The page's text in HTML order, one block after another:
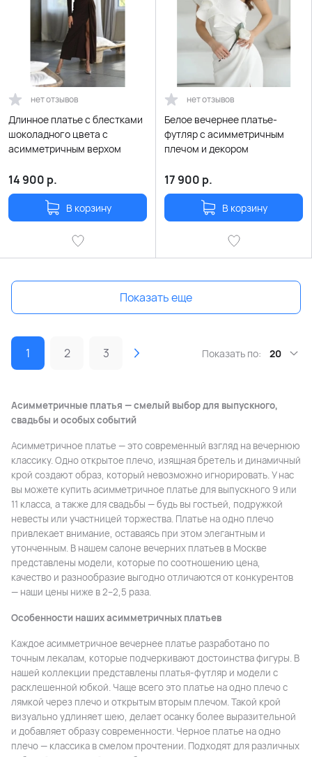
нет отзывов
Длинное платье с блестками
шоколадного цвета с
асимметричным верхом
14 900 р.
В корзину
нет отзывов
Белое вечернее платье-
футляр с асимметричным
плечом и декором
17 900 р.
В корзину
Показать еще
1 2 3 Показать по: 20
Асимметричные платья — смелый выбор для выпускного,
свадьбы и особых событий
Асимметричное платье — это современный взгляд на вечернюю
классику. Одно открытое плечо, изящная бретель и динамичный
крой создают образ, который невозможно игнорировать. У нас
вы можете купить асимметричное платье для выпускного 9 или
11 класса, а также для свадьбы — будь вы гостьей, подружкой
невесты или участницей торжества. Платье на одно плечо
привлекает внимание, оставаясь при этом элегантным и
утонченным. В нашем салоне вечерних платьев в Москве
представлены модели, которые по соотношению цена,
качество и разнообразие выгодно отличаются от конкурентов
— наши цены ниже в 2–2,5 раза.
Особенности наших асимметричных платьев
Каждое асимметричное вечернее платье разработано по
точным лекалам, которые подчеркивают достоинства фигуры. В
нашей коллекции представлены платья-футляр и модели с
расклешенной юбкой. Чаще всего это платье на одно плечо с
лямкой через плечо и открытым вторым плечом. Такой крой
визуально удлиняет шею, делает осанку более выразительной
и добавляет образу современности. Черное платье на одно
плечо — классика в смелом прочтении. Подходят для различных